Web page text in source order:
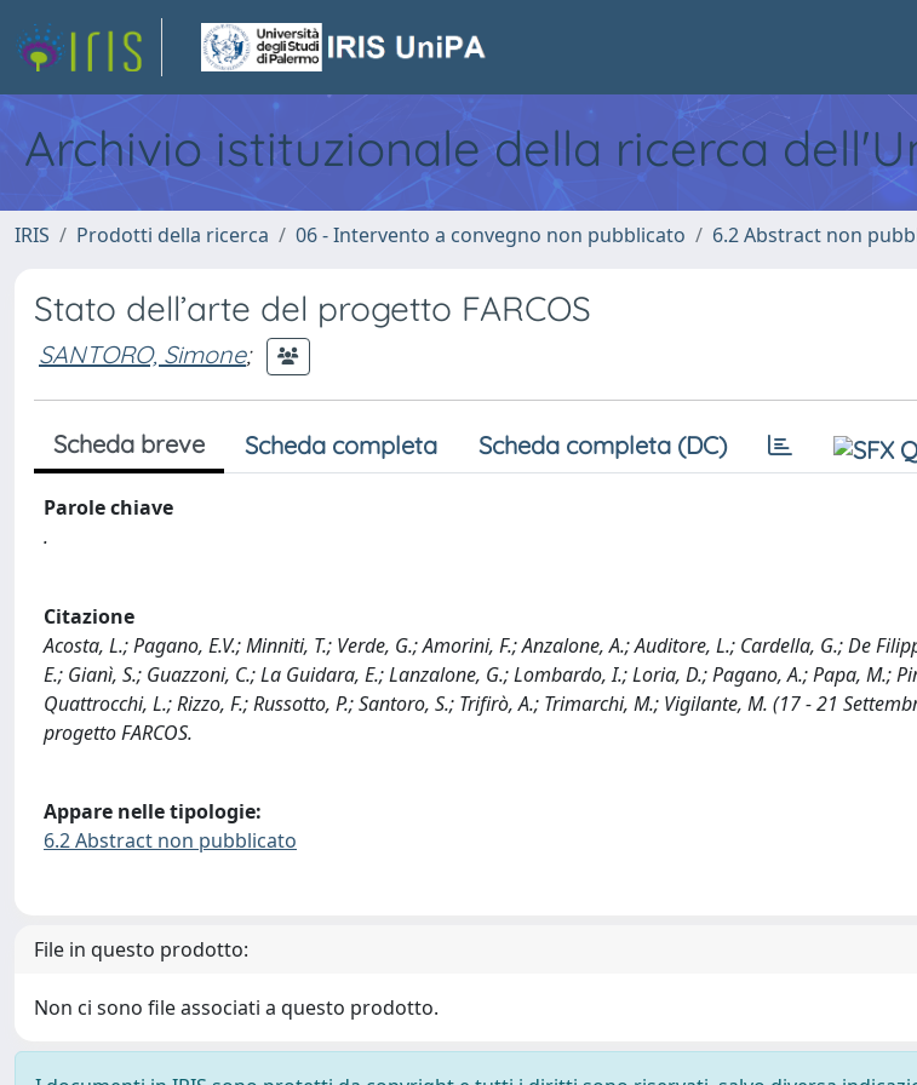
Archivio istituzionale della ricerca
IRIS Prodotti della ricerca 06 - Intervento a convegno non pubblicato 6.2 Abstract non
Stato dell’arte del progetto FARCOS
SANTORO, Simone;
Scheda breve Scheda completa Scheda completa (DC)
Parole chiave
.
Citazione
Acosta, L.; Pagano, E.V.; Minniti, T.; Verde, G.; Amorini, F.; Anzalone, A.; Auditore, L.; Cardella, G.; De
E.; Gianì, S.; Guazzoni, C.; La Guidara, E.; Lanzalone, G.; Lombardo, I.; Loria, D.; Pagano, A.; Papa, M.;
Quattrocchi, L.; Rizzo, F.; Russotto, P.; Santoro, S.; Trifirò, A.; Trimarchi, M.; Vigilante, M. (17 - 21
progetto FARCOS.
Appare nelle tipologie:
6.2 Abstract non pubblicato
File in questo prodotto:
Non ci sono file associati a questo prodotto.